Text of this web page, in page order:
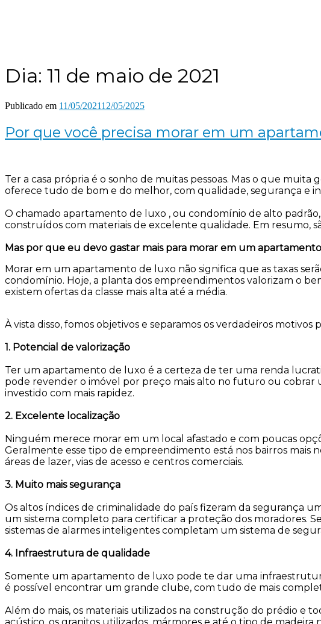
Dia: 11 de maio de 2021
Publicado em 11/05/202112/05/2025
Por que você precisa morar em um
Ter a casa própria é o sonho de muitas pessoas. Mas o que
oferece tudo de bom e do melhor, com qualidade, segurança e
O chamado apartamento de luxo , ou condomínio de alto
construídos com materiais de excelente qualidade. Em resumo,
Mas por que eu devo gastar mais para morar em um
Morar em um apartamento de luxo não significa que as taxas
condomínio. Hoje, a planta dos empreendimentos valorizam o
existem ofertas da classe mais alta até a média.
À vista disso, fomos objetivos e separamos os verdadeiros
1. Potencial de valorização
Ter um apartamento de luxo é a certeza de ter uma renda
pode revender o imóvel por preço mais alto no futuro ou cobrar
investido com mais rapidez.
2. Excelente localização
Ninguém merece morar em um local afastado e com poucas
Geralmente esse tipo de empreendimento está nos bairros mais
áreas de lazer, vias de acesso e centros comerciais.
3. Muito mais segurança
Os altos índices de criminalidade do país fizeram da segurança
um sistema completo para certificar a proteção dos moradores.
sistemas de alarmes inteligentes completam um sistema de
4. Infraestrutura de qualidade
Somente um apartamento de luxo pode te dar uma
é possível encontrar um grande clube, com tudo de mais
Além do mais, os materiais utilizados na construção do prédio e
acústico, os granitos utilizados, mármores e até o tipo de